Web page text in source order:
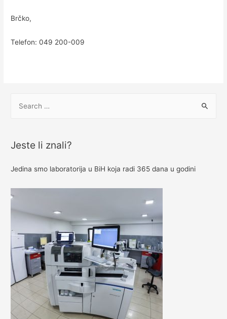
Brčko,
Telefon: 049 200-009
Jeste li znali?
Jedina smo laboratorija u BiH koja radi 365 dana u godini